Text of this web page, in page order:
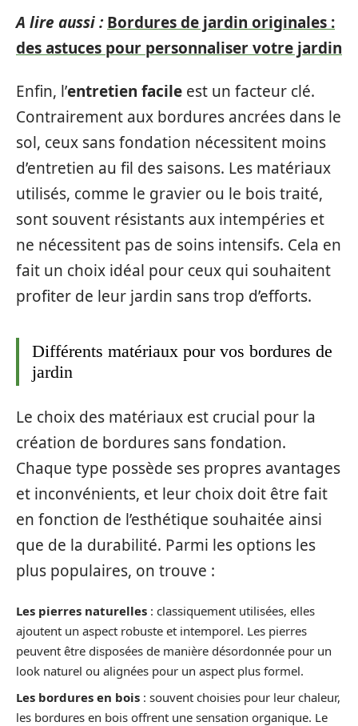
A lire aussi : Bordures de jardin originales :
des astuces pour personnaliser votre jardin
Enfin, l’entretien facile est un facteur clé.
Contrairement aux bordures ancrées dans le
sol, ceux sans fondation nécessitent moins
d’entretien au fil des saisons. Les matériaux
utilisés, comme le gravier ou le bois traité,
sont souvent résistants aux intempéries et
ne nécessitent pas de soins intensifs. Cela en
fait un choix idéal pour ceux qui souhaitent
profiter de leur jardin sans trop d’efforts.
Différents matériaux pour vos bordures de
jardin
Le choix des matériaux est crucial pour la
création de bordures sans fondation.
Chaque type possède ses propres avantages
et inconvénients, et leur choix doit être fait
en fonction de l’esthétique souhaitée ainsi
que de la durabilité. Parmi les options les
plus populaires, on trouve :
Les pierres naturelles : classiquement utilisées, elles
ajoutent un aspect robuste et intemporel. Les pierres
peuvent être disposées de manière désordonnée pour un
look naturel ou alignées pour un aspect plus formel.
Les bordures en bois : souvent choisies pour leur chaleur,
les bordures en bois offrent une sensation organique. Le